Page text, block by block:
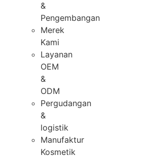
&
Pengembangan
Merek
Kami
Layanan
OEM
&
ODM
Pergudangan
&
logistik
Manufaktur
Kosmetik